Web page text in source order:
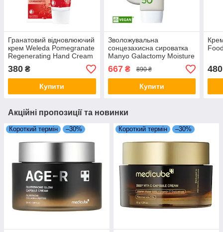
Гранатовий відновлюючий
крем Weleda Pomegranate
Regenerating Hand Cream
380 ₴
Купити
Зволожувальна
сонцезахисна сироватка
Manyo Galactomy Moisture
50+/PA++++ 50 мл
667₴ 890 ₴
Купити
480
Акційні пропозиції та новинки
Короткий термін –30% Короткий термін –30%